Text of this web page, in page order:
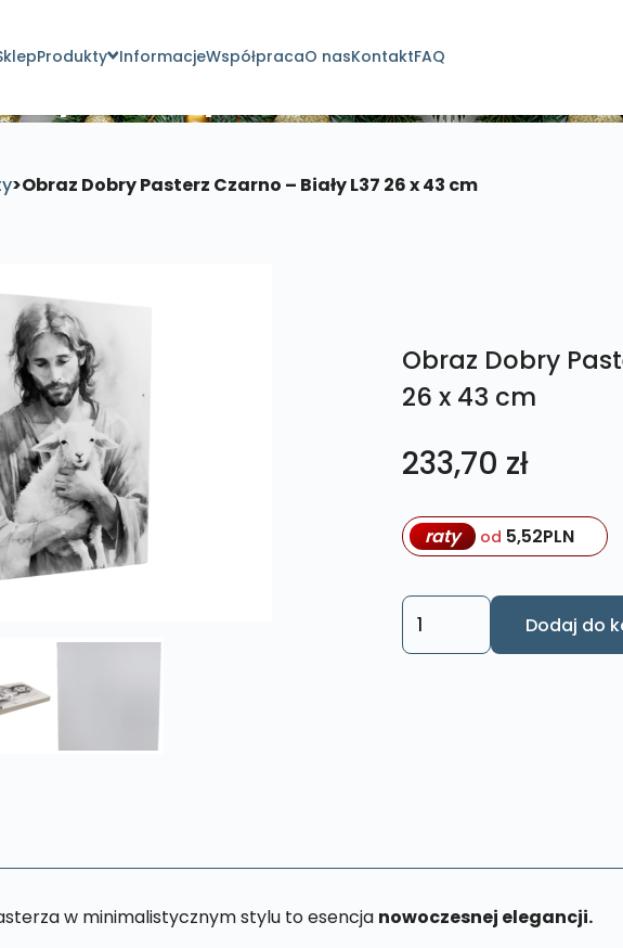
Produkty InformacjeWspółpracaO nasKontaktFAQ
>Obraz Dobry Pasterz Czarno – Biały L37 26 x 43 cm
Obraz Dobry
26 x 43 cm
233,70 zł
raty od 5,52PLN
ilość
Obraz
x
cm
Dodaj do
w minimalistycznym stylu to esencja nowoczesnej elegancji.